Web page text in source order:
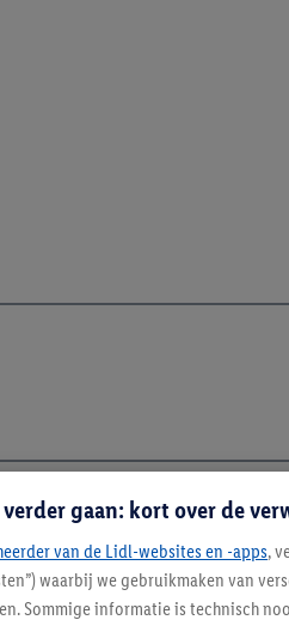
gaan: kort over de
van de Lidl-websites en -apps,
waarbij we gebruikmaken van
Sommige informatie is technisch